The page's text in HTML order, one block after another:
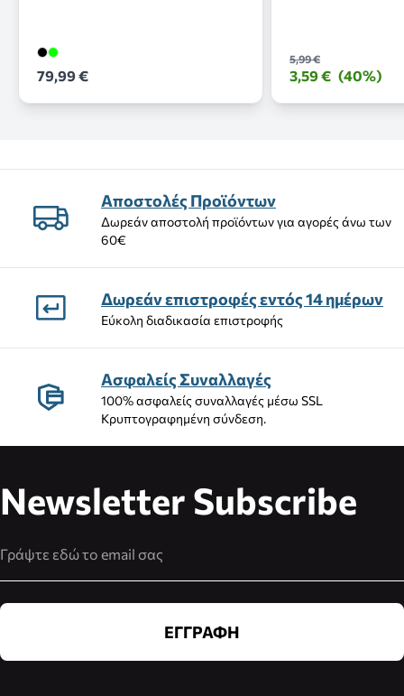
79,99 €
5,99 €
3,59 € (40%)
Αποστολές Προϊόντων
Δωρεάν αποστολή προϊόντων για αγορές άνω των
60€
Δωρεάν επιστροφές εντός 14 ημέρων
Εύκολη διαδικασία επιστροφής
Ασφαλείς Συναλλαγές
100% ασφαλείς συναλλαγές μέσω SSL
Κρυπτογραφημένη σύνδεση.
Newsletter Subscribe
ΕΓΓΡΑΦΗ